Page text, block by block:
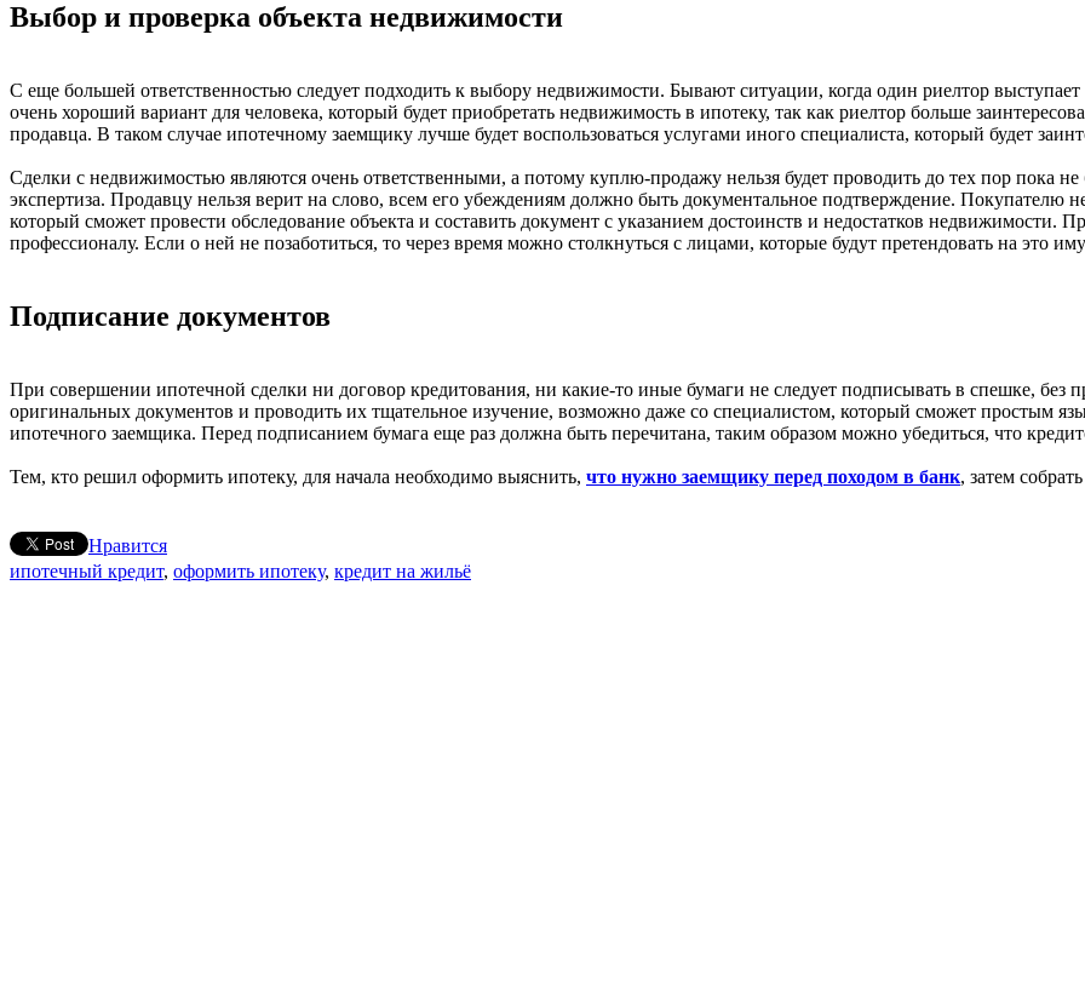
Выбор и проверка объекта недвижимости
С еще большей ответственностью следует подходить к выбору недвижимости. Бывают ситуации, когда один риелтор
очень хороший вариант для человека, который будет приобретать недвижимость в ипотеку, так как риелтор больше
продавца. В таком случае ипотечному заемщику лучше будет воспользоваться услугами иного специалиста, который будет
Сделки с недвижимостью являются очень ответственными, а потому куплю-продажу нельзя будет проводить до тех пор пока
экспертиза. Продавцу нельзя верит на слово, всем его убеждениям должно быть документальное подтверждение. Покупателю
который сможет провести обследование объекта и составить документ с указанием достоинств и недостатков недвижимости.
профессионалу. Если о ней не позаботиться, то через время можно столкнуться с лицами, которые будут претендовать на это
Подписание документов
При совершении ипотечной сделки ни договор кредитования, ни какие-то иные бумаги не следует подписывать в спешке, без
оригинальных документов и проводить их тщательное изучение, возможно даже со специалистом, который сможет простым
ипотечного заемщика. Перед подписанием бумага еще раз должна быть перечитана, таким образом можно убедиться, что
Тем, кто решил оформить ипотеку, для начала необходимо выяснить, что нужно заемщику перед походом в банк, затем
Нравится
ипотечный кредит, оформить ипотеку, кредит на жильё